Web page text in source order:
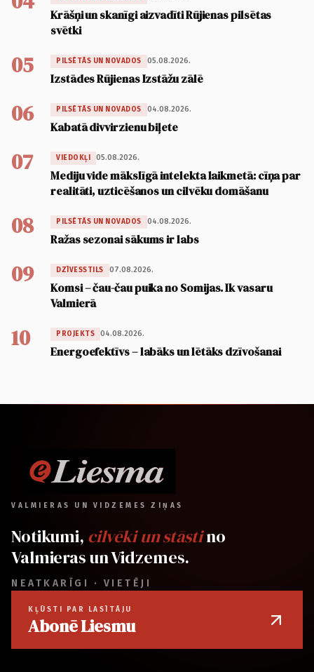
Krāšņi un skanīgi aizvadīti Rūjienas pilsētas
svētki
05 PILSĒTĀS UN NOVADOS 05.08.2026.
Izstādes Rūjienas Izstāžu zālē
06 PILSĒTĀS UN NOVADOS 04.08.2026.
Kabatā divvirzienu biļete
07 VIEDOKĻI 05.08.2026.
Mediju vide mākslīgā intelekta laikmetā: cīņa par
realitāti, uzticēšanos un cilvēku domāšanu
08 PILSĒTĀS UN NOVADOS 04.08.2026.
Ražas sezonai sākums ir labs
09 DZĪVESSTILS 07.08.2026.
Komsi – čau-čau puika no Somijas. Ik vasaru
Valmierā
10 PROJEKTS 04.08.2026.
Energoefektīvs – labāks un lētāks dzīvošanai
VALMIERAS UN VIDZEMES ZIŅAS
Notikumi, cilvēki un stāstino
Valmieras un Vidzemes.
NEATKARĪGI · VIETĒJI
KĻŪSTI PAR LASĪTĀJU
Abonē Liesmu